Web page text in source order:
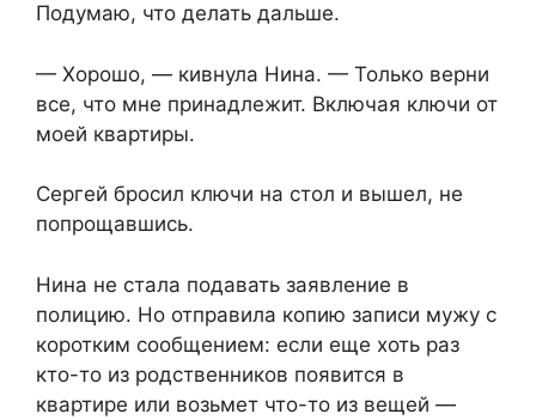
Подумаю, что делать дальше.
— Хорошо, — кивнула Нина. — Только верни
все, что мне принадлежит. Включая ключи от
моей квартиры.
Сергей бросил ключи на стол и вышел, не
попрощавшись.
Нина не стала подавать заявление в
полицию. Но отправила копию записи мужу с
коротким сообщением: если еще хоть раз
кто-то из родственников появится в
квартире или возьмет что-то из вещей —